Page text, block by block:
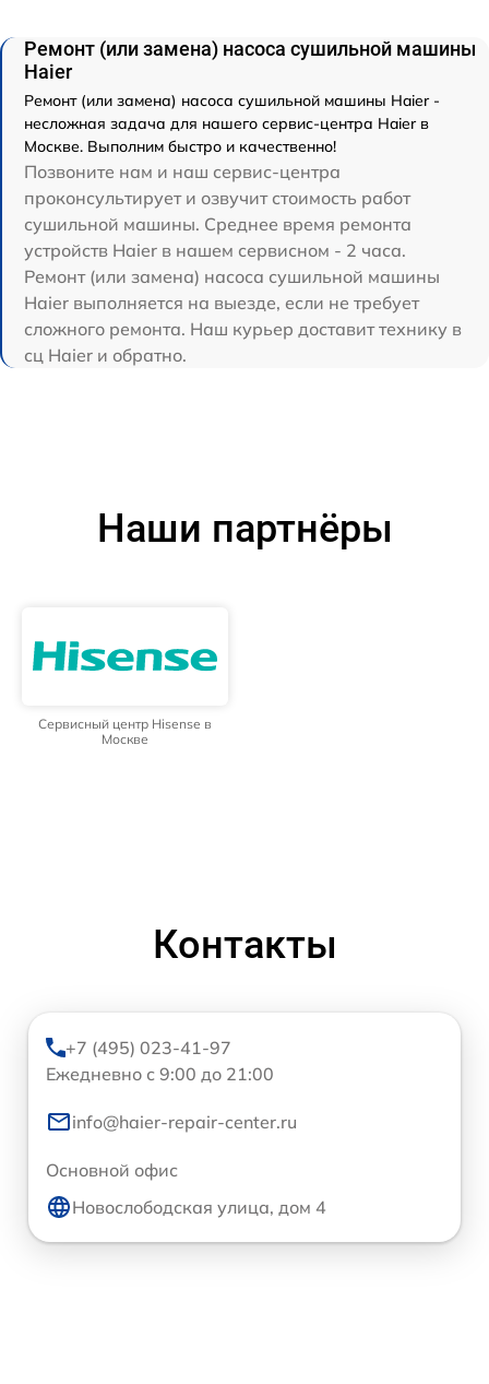
Ремонт (или замена) насоса сушильной машины
Haier
Ремонт (или замена) насоса сушильной машины Haier -
несложная задача для нашего сервис-центра Haier в
Москве. Выполним быстро и качественно!
Позвоните нам и наш сервис-центра
проконсультирует и озвучит стоимость работ
сушильной машины. Среднее время ремонта
устройств Haier в нашем сервисном - 2 часа.
Ремонт (или замена) насоса сушильной машины
Haier выполняется на выезде, если не требует
сложного ремонта. Наш курьер доставит технику в
сц Haier и обратно.
Наши партнёры
Сервисный центр Hisense в
Москве
Контакты
+7 (495) 023-41-97
Ежедневно с 9:00 до 21:00
info@haier-repair-center.ru
Основной офис
Новослободская улица, дом 4